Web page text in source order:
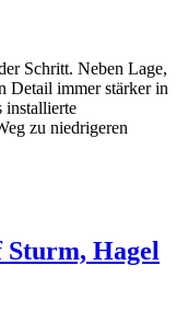
Schritt. Neben Lage,
Detail immer stärker in
installierte
zu niedrigeren
Sturm, Hagel